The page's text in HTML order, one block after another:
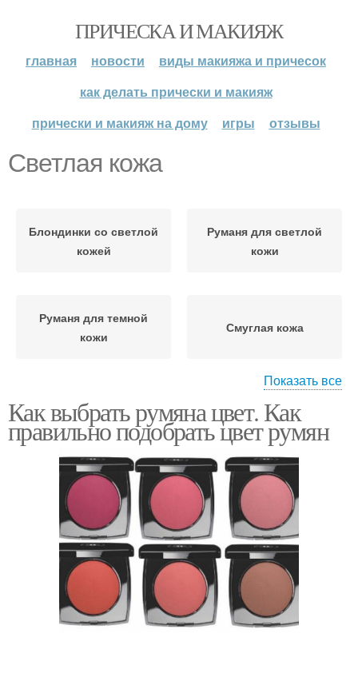
ПРИЧЕСКА И МАКИЯЖ
главная новости
виды макияжа и причесок
как делать прически и макияж
прически и макияж на дому
игры отзывы
Светлая кожа
Блондинки со светлой
кожей
Руманя для светлой
кожи
Руманя для темной
кожи
Смуглая кожа
Кожи для выбора Оливковая кожа
Темная кожа Сумки из кожи
Кожа на сумке Жидкая кожа
Показать все
Как выбрать румяна цвет. Как
правильно подобрать цвет румян